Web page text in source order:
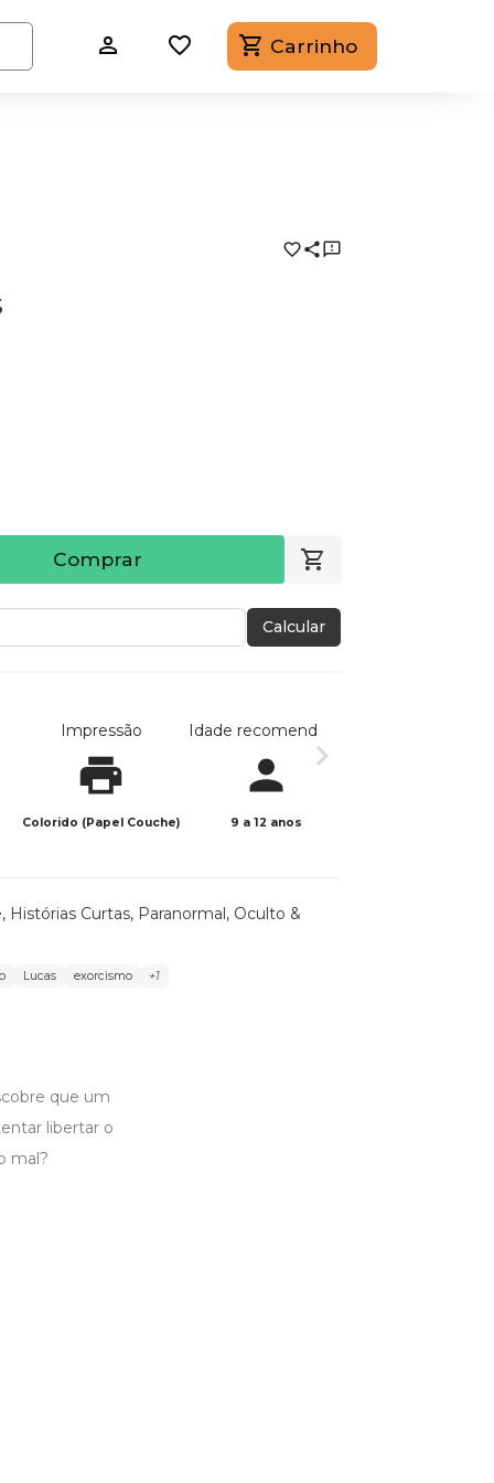
Carrinho
Comprar
Calcular
Impressão
Colorido (Papel Couche)
Idade recomendada
9 a 12 anos
, Histórias Curtas, Paranormal, Oculto &
Lucas exorcismo +1
que um
libertar o
mal?